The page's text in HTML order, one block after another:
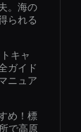
。海の
られる
キャ
ガイド
ニュア
め！標
で高原